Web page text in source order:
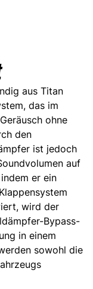
aus Titan
das im
ohne
den
ist jedoch
auf
er ein
wird der
Bypass-
in einem
sowohl die